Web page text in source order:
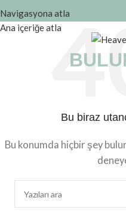
Navigasyona atla
Ana içeriğe atla
Bu biraz
Bu konumda hiçbir şey